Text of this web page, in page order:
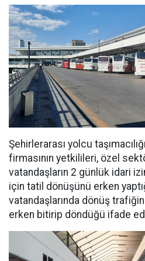
Şehirlerarası yolcu
firmasının yetkilileri, özel
vatandaşların 2 günlük idari
için tatil dönüşünü erken
vatandaşlarında dönüş
erken bitirip döndüğü ifade